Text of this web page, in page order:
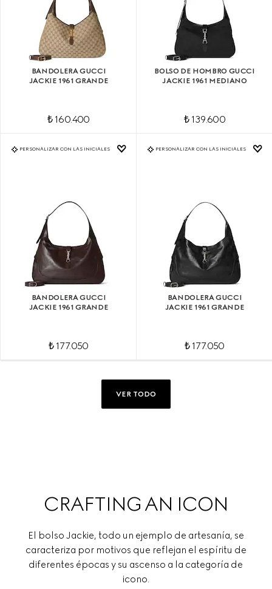
BANDOLERA GUCCI
JACKIE 1961 GRANDE
₺ 160.400
BOLSO DE HOMBRO GUCCI
JACKIE 1961 MEDIANO
₺ 139.600
PERSONALIZAR CON LAS INICIALES
BANDOLERA GUCCI
JACKIE 1961 GRANDE
₺ 177.050
PERSONALIZAR CON LAS INICIALES
BANDOLERA GUCCI
JACKIE 1961 GRANDE
₺ 177.050
VER TODO
CRAFTING AN ICON
El bolso Jackie, todo un ejemplo de artesanía, se
caracteriza por motivos que reflejan el espíritu de
diferentes épocas y su ascenso a la categoría de
icono.